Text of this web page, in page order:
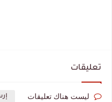
تعليقات
ليست هناك تعليقات